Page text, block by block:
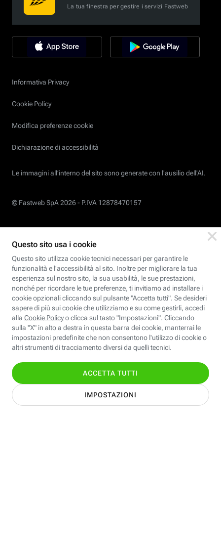
La tua finestra per gestire i servizi Fastweb
Informativa Privacy
Cookie Policy
Modifica preferenze cookie
Dichiarazione di accessibilità
Le immagini all’interno del sito sono generate con l'ausilio dell'AI.
© Fastweb SpA 2026 - P.IVA 12878470157